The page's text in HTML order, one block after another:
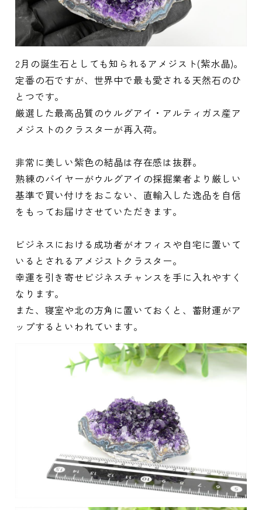
2月の誕生石としても知られるアメジスト(紫水晶)。
定番の石ですが、世界中で最も愛される天然石のひ
とつです。
厳選した最高品質のウルグアイ・アルティガス産ア
メジストのクラスターが再入荷。
非常に美しい紫色の結晶は存在感は抜群。
熟練のバイヤーがウルグアイの採掘業者より厳しい
基準で買い付けをおこない、直輸入した逸品を自信
をもってお届けさせていただきます。
ビジネスにおける成功者がオフィスや自宅に置いて
いるとされるアメジストクラスター。
幸運を引き寄せビジネスチャンスを手に入れやすく
なります。
また、寝室や北の方角に置いておくと、蓄財運がア
ップするといわれています。